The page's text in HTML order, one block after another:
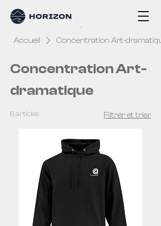
Accueil Concentration Art-
Concentration Art-
dramatique
6 articles Filtrer et trier